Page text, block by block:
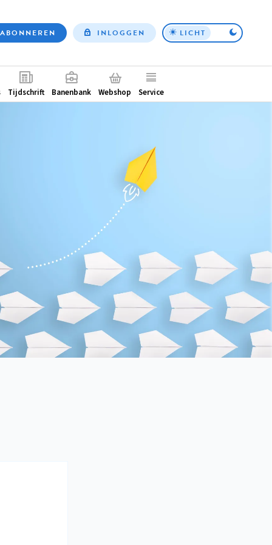
Top
ABONNEREN INLOGGEN LICHT
Tijdschrift Banenbank Webshop Service